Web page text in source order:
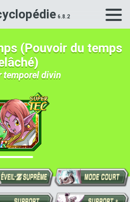
Rechercher une carte Dokkan
(Pouvoir du temps
temporel divin